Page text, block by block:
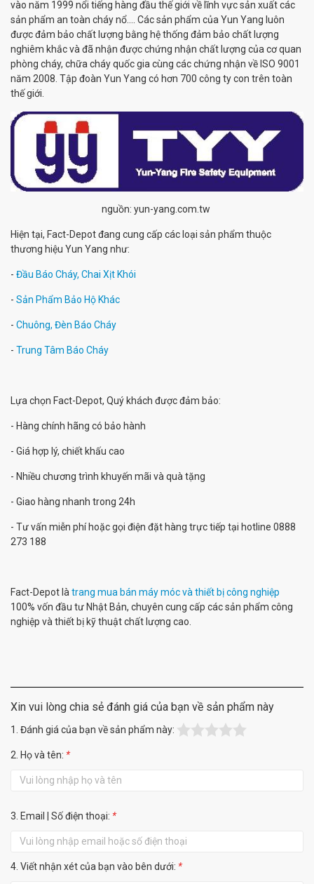
vào năm 1999 nổi tiếng hàng đầu thế giới về lĩnh vực sản xuất các
sản phẩm an toàn cháy nổ…. Các sản phẩm của Yun Yang luôn
được đảm bảo chất lượng bằng hệ thống đảm bảo chất lượng
nghiêm khắc và đã nhận được chứng nhận chất lượng của cơ quan
phòng cháy, chữa cháy quốc gia cùng các chứng nhận về ISO 9001
năm 2008. Tập đoàn Yun Yang có hơn 700 công ty con trên toàn
thế giới.
nguồn: yun-yang.com.tw
Hiện tại, Fact-Depot đang cung cấp các loại sản phẩm thuộc
thương hiệu Yun Yang như:
- Đầu Báo Cháy, Chai Xịt Khói
- Sản Phẩm Bảo Hộ Khác
- Chuông, Đèn Báo Cháy
- Trung Tâm Báo Cháy
Lựa chọn Fact-Depot, Quý khách được đảm bảo:
- Hàng chính hãng có bảo hành
- Giá hợp lý, chiết khấu cao
- Nhiều chương trình khuyến mãi và quà tặng
- Giao hàng nhanh trong 24h
- Tư vấn miễn phí hoặc gọi điện đặt hàng trực tiếp tại hotline 0888
273 188
Fact-Depot là trang mua bán máy móc và thiết bị công nghiệp
100% vốn đầu tư Nhật Bản, chuyên cung cấp các sản phẩm công
nghiệp và thiết bị kỹ thuật chất lượng cao.
Xin vui lòng chia sẻ đánh giá của bạn về sản phẩm này
1. Đánh giá của bạn về sản phẩm này:
2. Họ và tên: *
3. Email | Số điện thoại: *
4. Viết nhận xét của bạn vào bên dưới: *